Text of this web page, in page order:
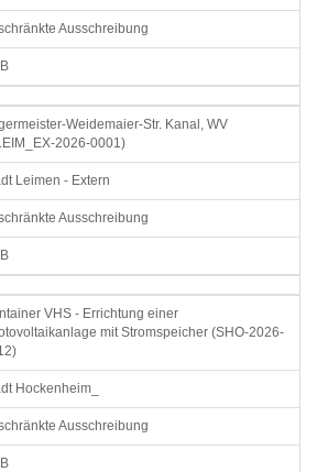
Ausschreibung
Weidemaier-Str. Kanal, WV
2026-0001)
Leimen - Extern
Ausschreibung
VHS - Errichtung einer
mit Stromspeicher (SHO-2026-
Hockenheim_
Ausschreibung